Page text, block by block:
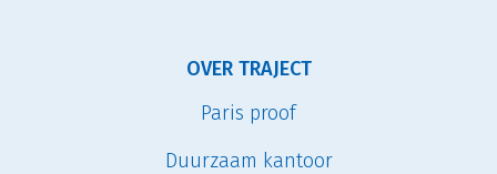
OVER TRAJECT
Paris proof
Duurzaam kantoor